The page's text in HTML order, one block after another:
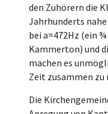
den Zuhörern die
Jahrhunderts
bei a=472Hz (ein
Kammerton) und
machen es
Zeit zusammen zu
Die